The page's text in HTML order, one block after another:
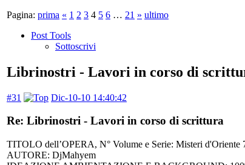
Pagina: prima « 1 2 3 4 5 6 … 21 » ultimo
Post Tools
Sottoscrivi
Librinostri - Lavori in corso di
#31 Dic-10-10 14:40:42
Re: Librinostri - Lavori in corso di scrittura
TITOLO dell’OPERA, N° Volume e Serie: Misteri d'Oriente
AUTORE: DjMahyem